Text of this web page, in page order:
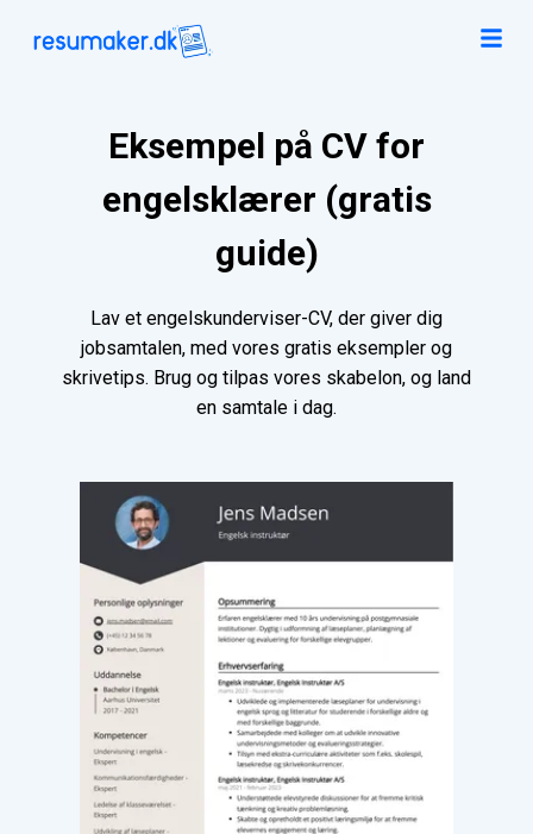
Eksempel på CV for
engelsklærer (gratis
guide)
Lav et engelskunderviser-CV, der giver dig
jobsamtalen, med vores gratis eksempler og
skrivetips. Brug og tilpas vores skabelon, og land
en samtale i dag.